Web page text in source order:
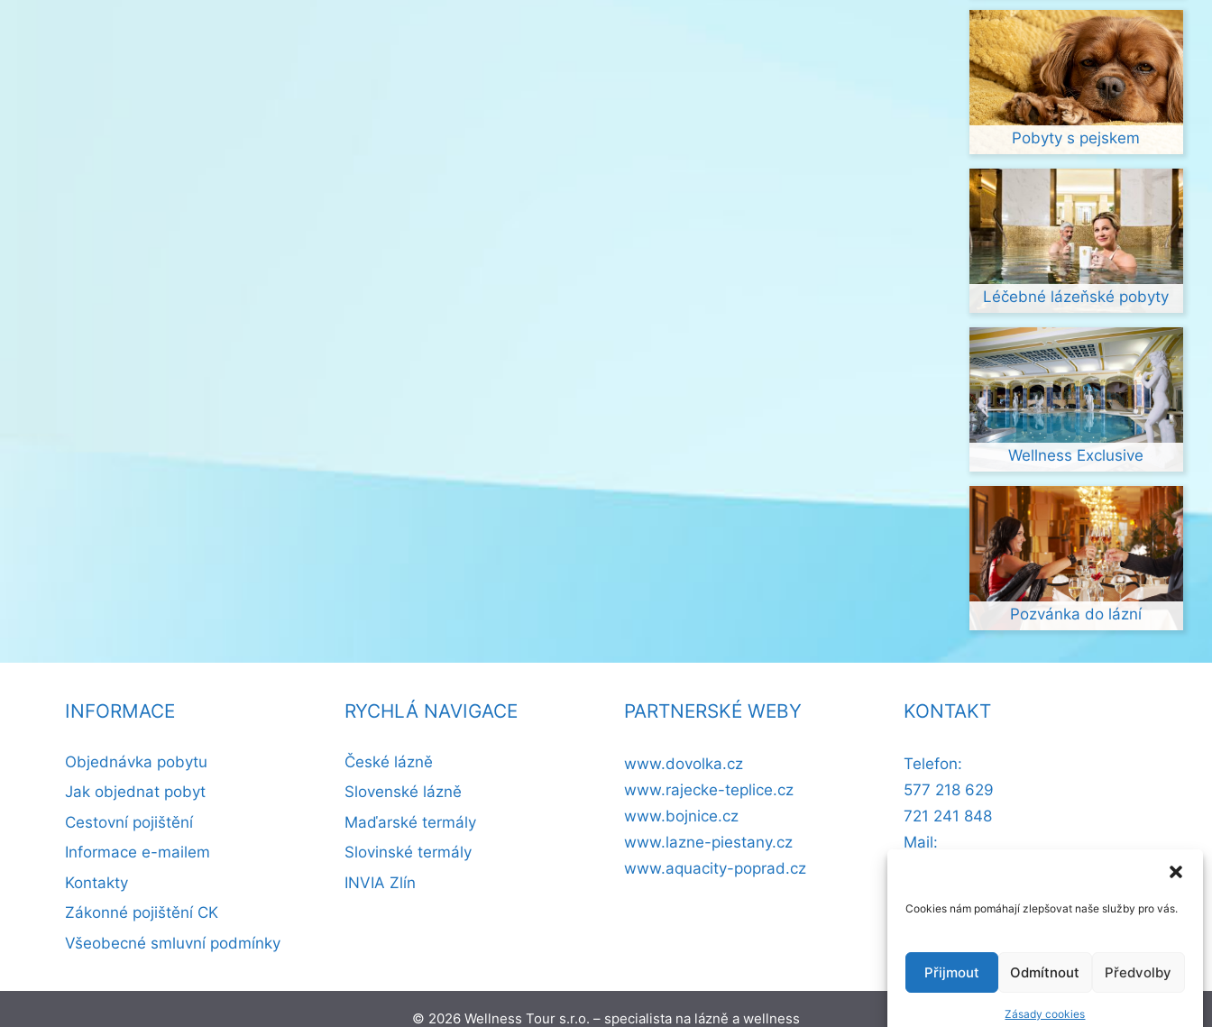
Cookies nám pomáhají zlepšovat naše služby pro vás.
Přijmout Odmítnout Předvolby
Zásady cookies
Pobyty s pejskem
Léčebné lázeňské pobyty
Wellness Exclusive
Pozvánka do lázní
INFORMACE
Objednávka pobytu
Jak objednat pobyt
Cestovní pojištění
Informace e-mailem
Kontakty
Zákonné pojištění CK
Všeobecné smluvní podmínky
RYCHLÁ NAVIGACE
České lázně
Slovenské lázně
Maďarské termály
Slovinské termály
INVIA Zlín
PARTNERSKÉ WEBY
www.dovolka.cz
www.rajecke-teplice.cz
www.bojnice.cz
www.lazne-piestany.cz
www.aquacity-poprad.cz
KONTAKT
Telefon:
577 218 629
721 241 848
Mail:
© 2026 Wellness Tour s.r.o. – specialista na lázně a wellness